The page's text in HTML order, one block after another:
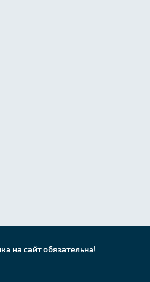
на сайт обязательна!